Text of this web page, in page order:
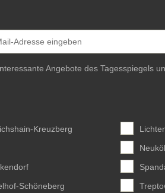
Angebote des Tagesspiegels
Kreuzberg
Schöneberg